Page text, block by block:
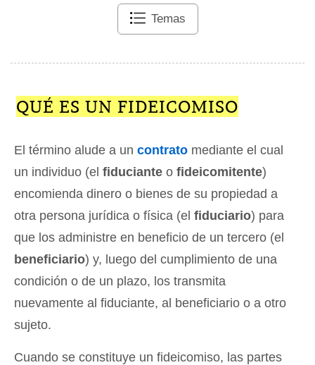
Temas
QUÉ ES UN FIDEICOMISO
El término alude a un contrato mediante el cual
un individuo (el fiduciante o fideicomitente)
encomienda dinero o bienes de su propiedad a
otra persona jurídica o física (el fiduciario) para
que los administre en beneficio de un tercero (el
beneficiario) y, luego del cumplimiento de una
condición o de un plazo, los transmita
nuevamente al fiduciante, al beneficiario o a otro
sujeto.
Cuando se constituye un fideicomiso, las partes